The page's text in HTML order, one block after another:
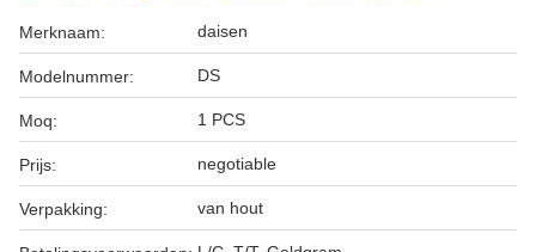
Merknaam: daisen
Modelnummer: DS
Moq: 1 PCS
Prijs: negotiable
Verpakking: van hout